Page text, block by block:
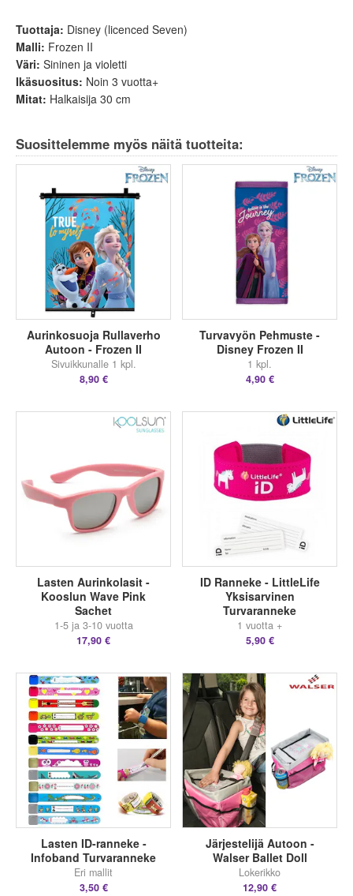
Tuottaja: Disney (licenced Seven)
Malli: Frozen II
Väri: Sininen ja violetti
Ikäsuositus: Noin 3 vuotta+
Mitat: Halkaisija 30 cm
Suosittelemme myös näitä tuotteita:
Aurinkosuoja Rullaverho
Autoon - Frozen II
Sivuikkunalle 1 kpl.
8,90 €
Turvavyön Pehmuste -
Disney Frozen II
1 kpl.
4,90 €
Lasten Aurinkolasit -
Kooslun Wave Pink
Sachet
1-5 ja 3-10 vuotta
17,90 €
ID Ranneke - LittleLife
Yksisarvinen
Turvaranneke
1 vuotta +
5,90 €
Lasten ID-ranneke -
Infoband Turvaranneke
Eri mallit
3,50 €
Järjestelijä Autoon -
Walser Ballet Doll
Lokerikko
12,90 €